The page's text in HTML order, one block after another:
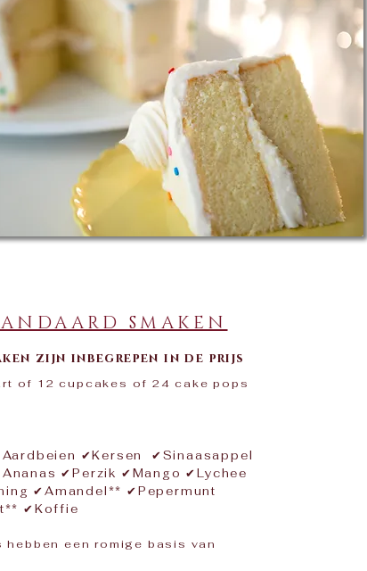
SMAKEN
zijn inbegrepen in de prijs
of 12 cupcakes of 24 cake pops​​
✔Kersen ✔Sinaasappel
✔Perzik ✔Mango ✔Lychee
✔Amandel** ✔Pepermunt
✔Koffie
hebben een romige basis van